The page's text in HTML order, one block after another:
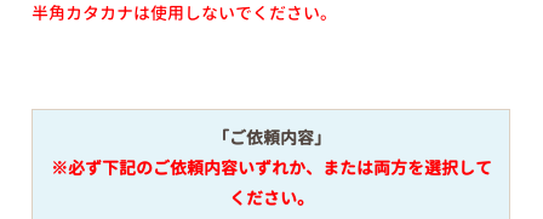
半角カタカナは使用しないでください。
「ご依頼内容」
※必ず下記のご依頼内容いずれか、または両方を選択して
ください。